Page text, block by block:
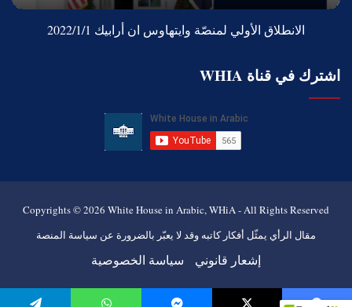
الانطلاق الأولي لمنصّة وايتهاوس ان أرابيك 2022/1/1
اشترك في قناة WHIA
Copyrights © 2026 White House in Arabic, WHiA - All Rights Reserved
مقال الرأي يمثّل أفكار كاتبه وقد لا يعبّر بالضرورة عن سياسة المنصة
إشعار قانوني سياسة الخصوصية